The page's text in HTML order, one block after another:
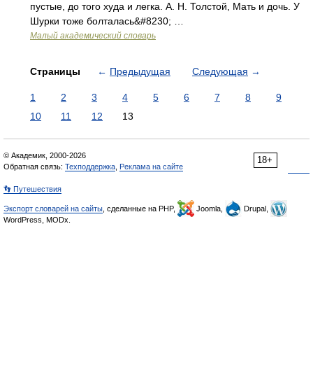
пустые, до того худа и легка. А. Н. Толстой, Мать и дочь. У
Шурки тоже болталась&#8230; …
Малый академический словарь
Страницы ← Предыдущая Следующая →
1 2 3 4 5 6 7 8
9
10
11 12 13
18+
© Академик, 2000-2026
Обратная связь: Техподдержка Реклама на сайте
👣 Путешествия
Экспорт словарей на сайты , сделанные на PHP, Joomla,
Drupal,
WordPress, MODx.